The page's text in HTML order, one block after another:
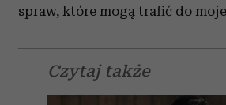
spraw, które mogą trafić do
Czytaj także